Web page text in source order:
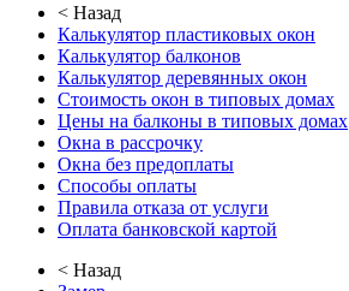
< Назад
Калькулятор пластиковых окон
Калькулятор балконов
Калькулятор деревянных окон
Стоимость окон в типовых домах
Цены на балконы в типовых домах
Окна в рассрочку
Окна без предоплаты
Способы оплаты
Правила отказа от услуги
Оплата банковской картой
< Назад